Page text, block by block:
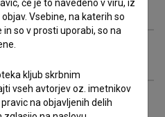
če je to navedeno v viru, iz
Vsebine, na katerih so
so v prosti uporabi, so na
kljub skrbnim
vseh avtorjev oz. imetnikov
na objavljenih delih